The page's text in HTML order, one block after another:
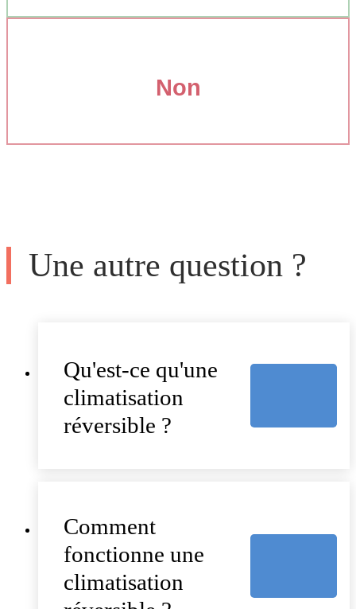
Non
Une autre question ?
Qu'est-ce qu'une
climatisation
réversible ?
Comment
fonctionne une
climatisation